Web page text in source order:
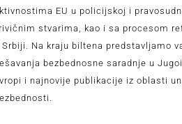
EU u policijskoj i
stvarima, kao i sa procesom
Srbiji. Na kraju biltena predstavljamo
bezbednosne saradnje u
i najnovije publikacije iz oblasti